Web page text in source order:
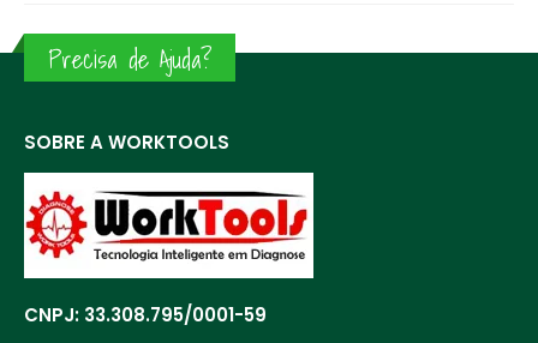
Precisa de Ajuda?
SOBRE A WORKTOOLS
CNPJ: 33.308.795/0001-59